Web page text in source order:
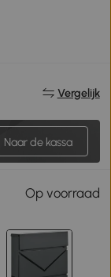
Vergelijk
Naar de kassa
Op voorraad